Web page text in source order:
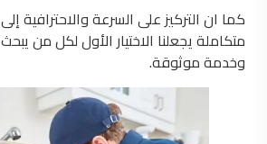
كما ان التركيز على السرعة والاحترافية
متكاملة يجعلنا الاختيار الأول لكل من
وخدمة موثوقة.